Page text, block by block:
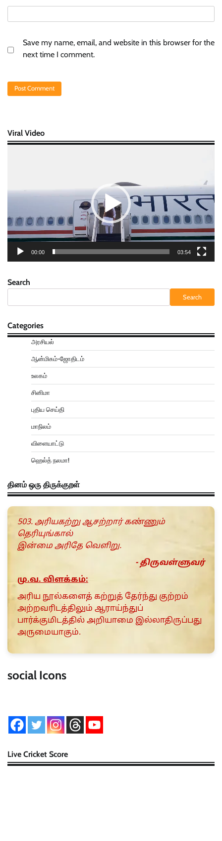
Save my name, email, and website in this browser for the
next time I comment.
Viral Video
00:00 03:54
Search
Search
Categories
அரசியல்
ஆன்மிகம்-ஜோதிடம்
உலகம்
சினிமா
புதிய செய்தி
மாநிலம்
விளையாட்டு
ஹெல்த் நலமா!
தினம் ஒரு திருக்குறள்
503. அரியகற்று ஆசற்றார் கண்ணும்
தெரியுங்கால்
இன்மை அரிதே வெளிறு.
- திருவள்ளுவர்
மு.வ. விளக்கம்:
அரிய நூல்களைத் கற்றுத் தேர்ந்து குற்றம்
அற்றவரிடத்திலும் ஆராய்ந்துப்
பார்க்குமிடத்தில் அறியாமை இல்லாதிருப்பது
அருமையாகும்.
social Icons
Live Cricket Score